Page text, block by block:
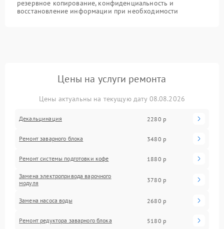
резервное копирование, конфиденциальность и
восстановление информации при необходимости
Цены на услуги ремонта
Цены актуальны на текущую дату 08.08.2026
Декальцинация 2280 р
Ремонт заварного блока 3480 р
Ремонт системы подготовки кофе 1880 р
Замена электропривода варочного
модуля
3780 р
Замена насоса воды 2680 р
Ремонт редуктора заварного блока 5180 р